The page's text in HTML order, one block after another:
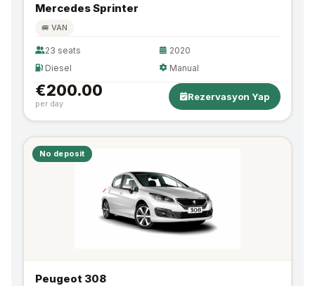
Mercedes Sprinter
🚐 VAN
23 seats
2020
Diesel
Manual
€200.00
per day
Rezervasyon Yap
No deposit
Peugeot 308